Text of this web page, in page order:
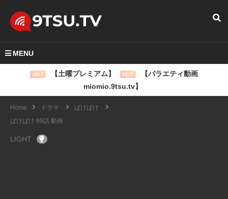
MENU
HOT 【土曜プレミアム】 HOT
【バラエティ動画
miomio.9tsu.tv】
Home ドラマ
ばけばけ
ばけばけ 69話 動画
LIGHT